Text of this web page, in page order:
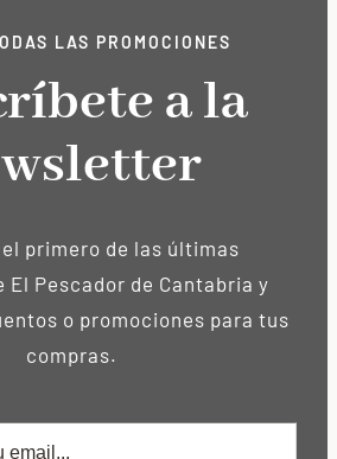
LAS PROMOCIONES
a la
primero de las últimas
El Pescador de Cantabria y
o promociones para tus
compras.